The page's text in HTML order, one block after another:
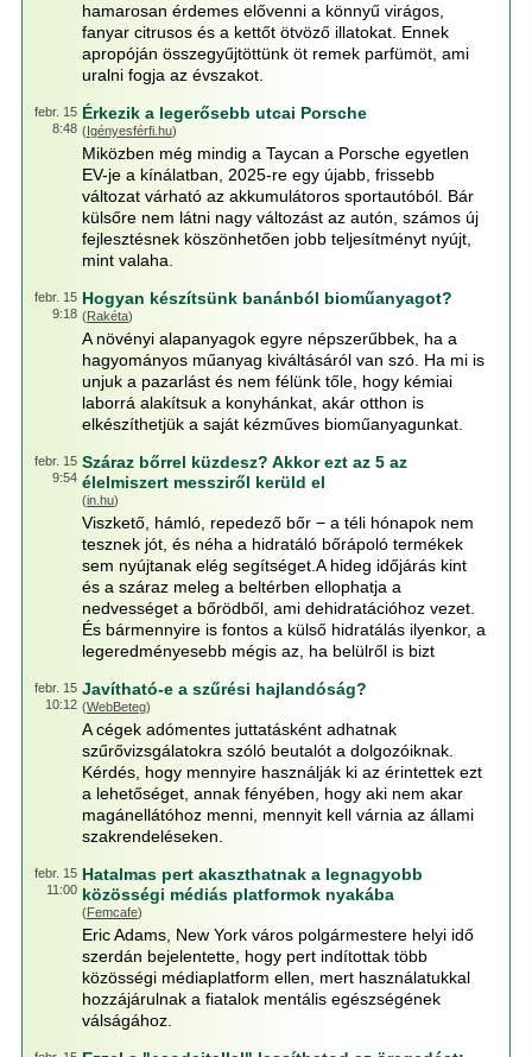
hamarosan érdemes elővenni a könnyű virágos,
fanyar citrusos és a kettőt ötvöző illatokat. Ennek
apropóján összegyűjtöttünk öt remek parfümöt, ami
uralni fogja az évszakot.
febr. 15
8:48
Érkezik a legerősebb utcai Porsche
(Igényesférfi.hu)
Miközben még mindig a Taycan a Porsche egyetlen
EV-je a kínálatban, 2025-re egy újabb, frissebb
változat várható az akkumulátoros sportautóból. Bár
külsőre nem látni nagy változást az autón, számos új
fejlesztésnek köszönhetően jobb teljesítményt nyújt,
mint valaha.
febr. 15
9:18
Hogyan készítsünk banánból bioműanyagot?
(Rakéta)
A növényi alapanyagok egyre népszerűbbek, ha a
hagyományos műanyag kiváltásáról van szó. Ha mi is
unjuk a pazarlást és nem félünk tőle, hogy kémiai
laborrá alakítsuk a konyhánkat, akár otthon is
elkészíthetjük a saját kézműves bioműanyagunkat.
febr. 15
9:54
Száraz bőrrel küzdesz? Akkor ezt az 5 az
élelmiszert messziről kerüld el
(in.hu)
Viszkető, hámló, repedező bőr − a téli hónapok nem
tesznek jót, és néha a hidratáló bőrápoló termékek
sem nyújtanak elég segítséget.A hideg időjárás kint
és a száraz meleg a beltérben ellophatja a
nedvességet a bőrödből, ami dehidratációhoz vezet.
És bármennyire is fontos a külső hidratálás ilyenkor, a
legeredményesebb mégis az, ha belülről is bizt
febr. 15
10:12
Javítható-e a szűrési hajlandóság?
(WebBeteg)
A cégek adómentes juttatásként adhatnak
szűrővizsgálatokra szóló beutalót a dolgozóiknak.
Kérdés, hogy mennyire használják ki az érintettek ezt
a lehetőséget, annak fényében, hogy aki nem akar
magánellátóhoz menni, mennyit kell várnia az állami
szakrendeléseken.
febr. 15
11:00
Hatalmas pert akaszthatnak a legnagyobb
közösségi médiás platformok nyakába
(Femcafe)
Eric Adams, New York város polgármestere helyi idő
szerdán bejelentette, hogy pert indítottak több
közösségi médiaplatform ellen, mert használatukkal
hozzájárulnak a fiatalok mentális egészségének
válságához.